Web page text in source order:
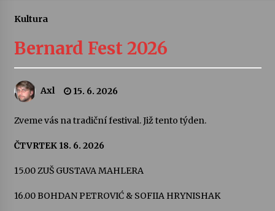
Sukuba Ensemble
4. 8. 2026
Vernisáž výstavy Josefíny Duškové: Stávám se
kapkou
Veselí muzikanti
Pozvánka na integrační festival Quijotova
Kultura
Bernard Fest 2026
Axl 15. 6. 2026
Zveme vás na tradiční festival. Již tento týden.
ČTVRTEK 18. 6. 2026
15.00 ZUŠ GUSTAVA MAHLERA
16.00 BOHDAN PETROVIĆ & SOFIIA HRYNISHAK